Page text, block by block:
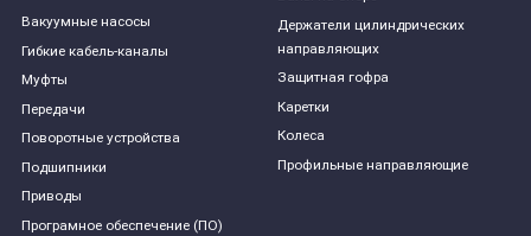
Вакуумные насосы
Гибкие кабель-каналы
Муфты
Передачи
Поворотные устройства
Подшипники
Приводы
Програмное обеспечение (ПО)
Держатели цилиндрических
направляющих
Защитная гофра
Каретки
Колеса
Профильные направляющие